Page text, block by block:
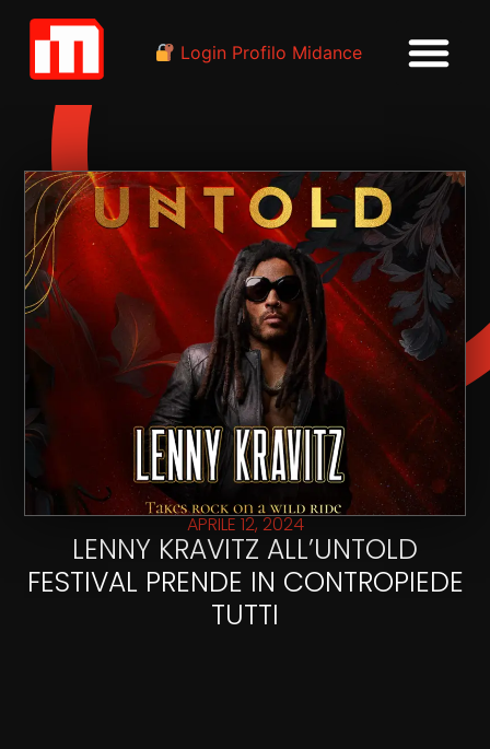
Login Profilo Midance
APRILE 12, 2024
LENNY KRAVITZ ALL’UNTOLD
FESTIVAL PRENDE IN CONTROPIEDE
TUTTI